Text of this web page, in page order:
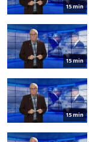
15 min
15 min
15 min